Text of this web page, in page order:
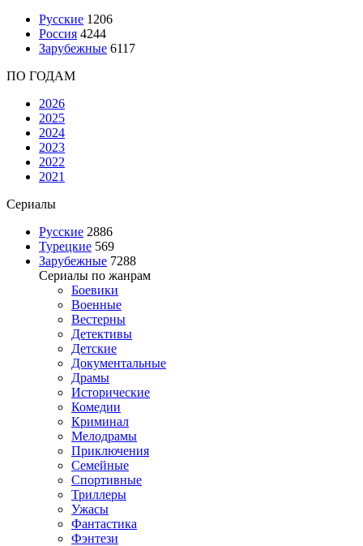
Русские 1206
Россия 4244
Зарубежные 6117
ПО ГОДАМ
2026
2025
2024
2023
2022
2021
Сериалы
Русские 2886
Турецкие 569
Зарубежные 7288
Сериалы по жанрам
Боевики
Военные
Вестерны
Детективы
Детские
Документальные
Драмы
Исторические
Комедии
Криминал
Мелодрамы
Приключения
Семейные
Спортивные
Триллеры
Ужасы
Фантастика
Фэнтези